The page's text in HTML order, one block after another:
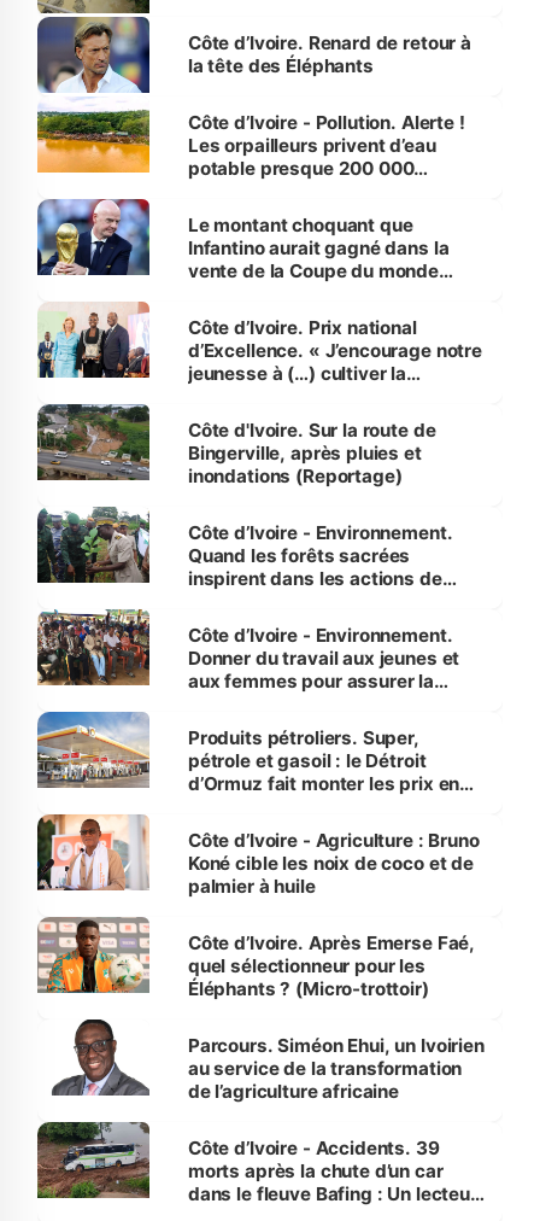
Côte d’Ivoire. Renard de retour à
la tête des Éléphants
Côte d’Ivoire - Pollution. Alerte !
Les orpailleurs privent d’eau
potable presque 200 000
Le montant choquant que
Infantino aurait gagné dans la
vente de la Coupe du monde
Côte d’Ivoire. Prix national
d’Excellence. « J’encourage notre
jeunesse à (…) cultiver la
(Alassane Ouattara
Côte d'Ivoire. Sur la route de
Bingerville, après pluies et
inondations (Reportage)
Côte d’Ivoire - Environnement.
Quand les forêts sacrées
inspirent dans les actions de
Côte d’Ivoire - Environnement.
Donner du travail aux jeunes et
aux femmes pour assurer la
menacées
Produits pétroliers. Super,
pétrole et gasoil : le Détroit
d’Ormuz fait monter les prix en
Côte d’Ivoire - Agriculture : Bruno
Koné cible les noix de coco et de
palmier à huile
Côte d’Ivoire. Après Emerse Faé,
quel sélectionneur pour les
Éléphants ? (Micro-trottoir)
Parcours. Siméon Ehui, un Ivoirien
au service de la transformation
de l’agriculture africaine
Côte d’Ivoire - Accidents. 39
morts après la chute d’un car
dans le fleuve Bafing : Un lecteur